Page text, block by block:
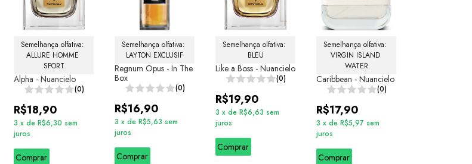
Semelhança olfativa:
ALLURE HOMME
SPORT
Alpha - Nuancielo
(0)
R$18,90
3 x de R$6,30 sem
juros
Comprar
Semelhança olfativa:
LAYTON EXCLUSIF
Regnum Opus - In The
Box
(0)
R$16,90
3 x de R$5,63 sem
juros
Comprar
Semelhança olfativa:
BLEU
Like a Boss - Nuancielo
(0)
R$19,90
3 x de R$6,63 sem
juros
Comprar
Semelhança olfativa:
VIRGIN ISLAND
WATER
Caribbean - Nuancielo
(0)
R$17,90
3 x de R$5,97 sem
juros
Comprar